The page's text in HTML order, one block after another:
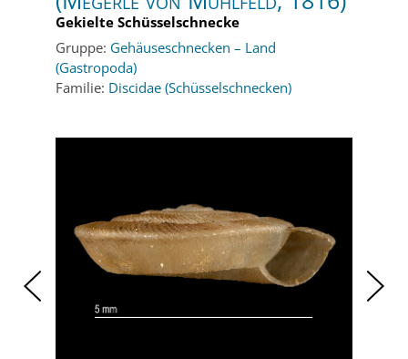
Gekielte Schüsselschnecke
Gruppe: Gehäuseschnecken – Land
(Gastropoda)
Familie: Discidae (Schüsselschnecken)